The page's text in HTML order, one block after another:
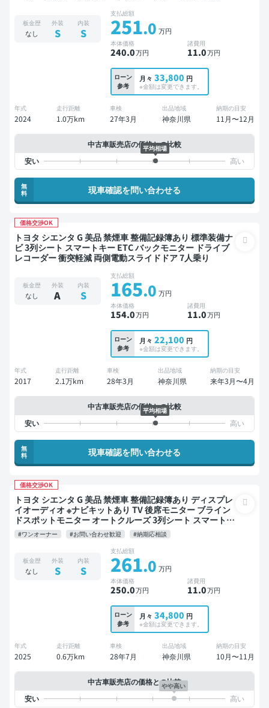
板金歴
なし
外装
S
内装
S
支払総額
251.0 万円
本体価格
240.0万円
諸費用
11.0万円
ローン
参考
月々 33,800 円
※金額は変更できます。
年式
2024
走行距離
1.0万km
車検
27年3月
出品地域
神奈川県
納期の目安
11月〜12月
中古車販売店の価格との比較
平均相場
無
料
現車確認を問い合わせる
価格交渉OK
トヨタ シエンタ G 美品 禁煙車 整備記録簿あり 標準装備ナ
ビ 3列シート スマートキー ETC バックモニター ドライブ
レコーダー 衝突軽減 両側電動スライドドア 7人乗り
板金歴
なし
外装
A
内装
S
支払総額
165.0 万円
本体価格
154.0万円
諸費用
11.0万円
ローン
参考
月々 22,100 円
※金額は変更できます。
年式
2017
走行距離
2.1万km
車検
28年3月
出品地域
神奈川県
納期の目安
来年3月〜4月
中古車販売店の価格との比較
平均相場
無
料
現車確認を問い合わせる
価格交渉OK
トヨタ シエンタ G 美品 禁煙車 整備記録簿あり ディスプレ
イオーディオ ※ナビキットあり TV 後席モニター ブライン
ドスポットモニター オートクルーズ 3列シート スマートキ
ー ETC バックモニター 全方位カメラ ドライブレコーダー
衝突軽減 両側電動スライドドア 7人乗り
#ワンオーナー #お問い合わせ歓迎 #納期応相談
板金歴
なし
外装
S
内装
S
支払総額
261.0 万円
本体価格
250.0万円
諸費用
11.0万円
ローン
参考
月々 34,800 円
※金額は変更できます。
年式
2025
走行距離
0.6万km
車検
28年7月
出品地域
神奈川県
納期の目安
10月〜11月
中古車販売店の価格との比較
やや高い